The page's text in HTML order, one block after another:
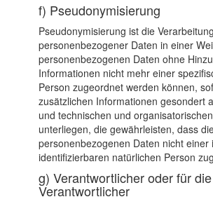
f) Pseudonymisierung
Pseudonymisierung ist die Verarbeitung
personenbezogener Daten in einer
personenbezogenen Daten ohne
Informationen nicht mehr einer
Person zugeordnet werden können,
zusätzlichen Informationen gesondert
und technischen und
unterliegen, die gewährleisten, dass
personenbezogenen Daten nicht einer
identifizierbaren natürlichen Person
g) Verantwortlicher oder für
Verantwortlicher